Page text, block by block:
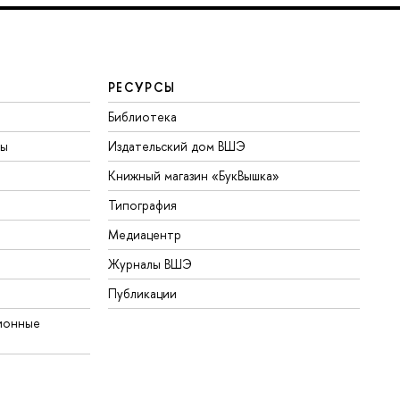
РЕСУРСЫ
Библиотека
Издательский дом ВШЭ
Книжный магазин «БукВышка»
Типография
Медиацентр
Журналы ВШЭ
Публикации